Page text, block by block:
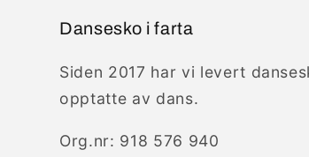
Dansesko i farta
Siden 2017 har vi levert
opptatte av dans.
Org.nr: 918 576 940